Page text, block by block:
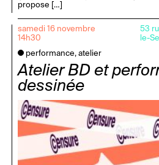
propose […]
samedi 16 novembre
14h30
53
le-
performance, atelier
Atelier BD et
dessinée